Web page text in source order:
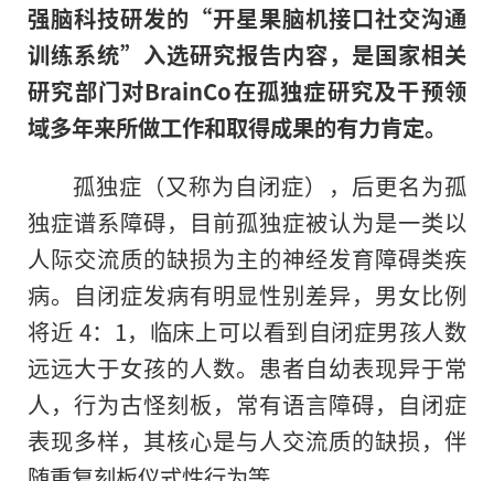
强脑科技研发的“开星果脑机接口社交沟通
训练系统”入选研究报告内容，是国家相关
研究部门对BrainCo在孤独症研究及干预领
域多年来所做工作和取得成果的有力肯定。
孤独症（又称为自闭症），后更名为孤
独症谱系障碍，目前孤独症被认为是一类以
人际交流质的缺损为主的神经发育障碍类疾
病。自闭症发病有明显性别差异，男女比例
将近 4：1，临床上可以看到自闭症男孩人数
远远大于女孩的人数。患者自幼表现异于常
人，行为古怪刻板，常有语言障碍，自闭症
表现多样，其核心是与人交流质的缺损，伴